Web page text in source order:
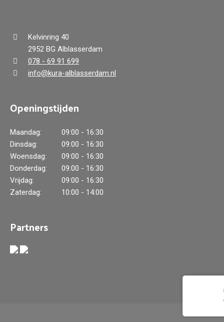
Kelvinring 40
2952 BG Alblasserdam
078 - 69 91 699
info@kura-alblasserdam.nl
Openingstijden
Maandag:
09:00 - 16:30
Dinsdag:
09:00 - 16:30
Woensdag:
09:00 - 16:30
Donderdag:
09:00 - 16:30
Vrijdag:
09:00 - 16:30
Zaterdag:
10:00 - 14:00
Partners